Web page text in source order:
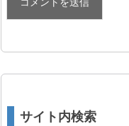
サイト内検索